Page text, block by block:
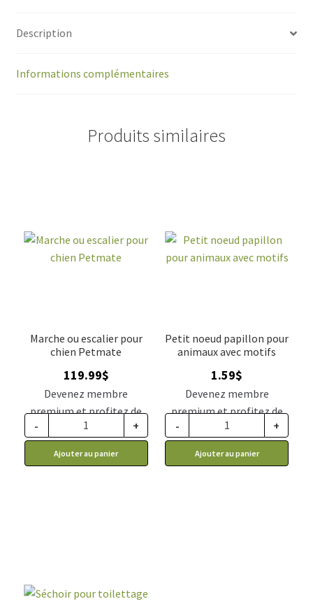
Description
Informations complémentaires
Produits similaires
Marche ou escalier pour
chien Petmate
119.99$
Devenez membre
premium et profitez de
ce prix rabais : 110.39$ CA
- +
Ajouter au panier
Petit noeud papillon pour
animaux avec motifs
1.59$
Devenez membre
premium et profitez de
ce prix rabais : 1.31$ CA
- +
Ajouter au panier